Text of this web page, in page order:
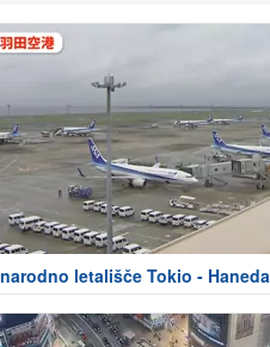
letališče Tokio - Haneda